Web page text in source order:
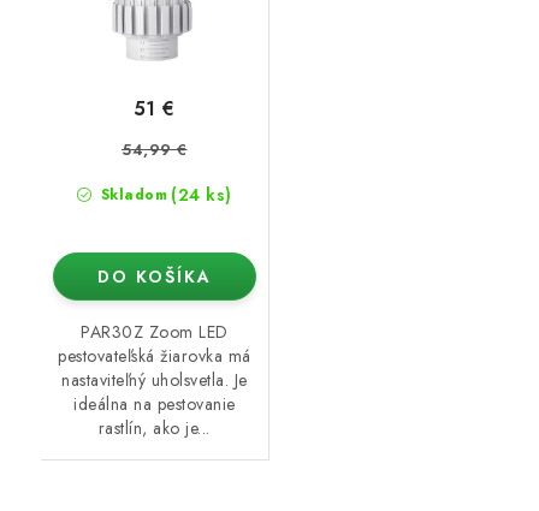
Skladom (24 ks)
51 €
54,99 €
DO KOŠÍKA
PAR30Z Zoom LED
pestovateľská žiarovka má
nastaviteľný uholsvetla. Je
ideálna na pestovanie
rastlín, ako je...